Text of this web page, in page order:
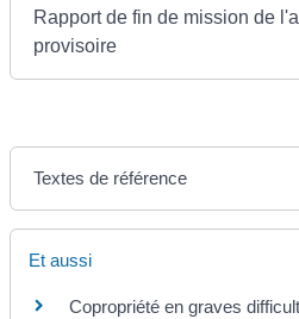
Rapport de fin de mission de
provisoire
Textes de référence
Et aussi
Copropriété en graves